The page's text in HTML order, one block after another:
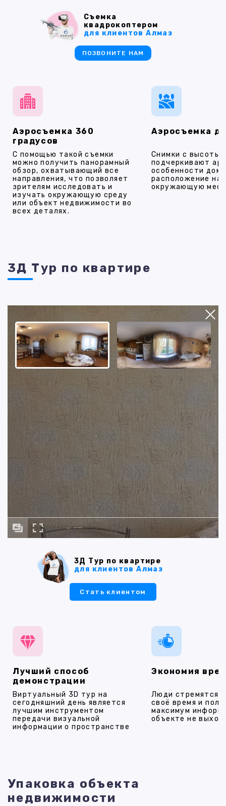
Аэросъемка 360
градусов
С помощью такой съемки
можно получить панорамный
обзор, охватывающий все
направления, что позволяет
зрителям исследовать и
изучать окружающую среду
или объект недвижимости во
всех деталях.
Аэросъемка
Снимки с высоты
подчеркивают
особенности
расположение на
окружающую
Съемка
квадрокоптером
для клиентов Алмаз
ПОЗВОНИТЕ НАМ
3Д Тур по квартире
3Д Тур по квартире
для клиентов Алмаз
Стать клиентом
Лучший способ
демонстрации
Виртуальный 3D тур на
сегодняшний день является
лучшим инструментом
передачи визуальной
информации о пространстве
Экономия
Люди стремятся
своё время и
максимум
объекте не
Упаковка объекта
недвижимости